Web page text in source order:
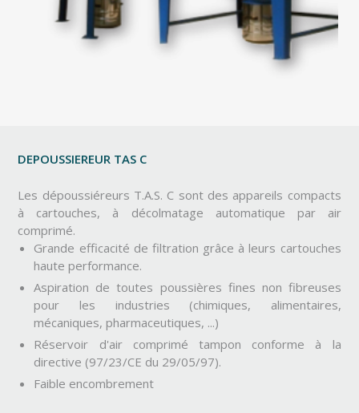
DEPOUSSIEREUR TAS C
Les dépoussiéreurs T.A.S. C sont des appareils compacts
à cartouches, à décolmatage automatique par air
comprimé.
Grande efficacité de filtration grâce à leurs cartouches
haute performance.
Aspiration de toutes poussières fines non fibreuses
pour les industries (chimiques, alimentaires,
mécaniques, pharmaceutiques, ...)
Réservoir d'air comprimé tampon conforme à la
directive (97/23/CE du 29/05/97).
Faible encombrement